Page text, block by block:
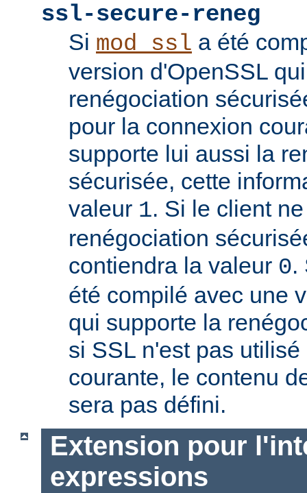
ssl-secure-reneg
Si mod_ssl a été
version d'OpenSSL
renégociation
pour la connexion
supporte lui aussi la
sécurisée, cette
valeur 1. Si le client
renégociation
contiendra la valeur 0.
été compilé avec une
qui supporte la
si SSL n'est pas
courante, le contenu
sera pas défini.
Extension pour
expressions